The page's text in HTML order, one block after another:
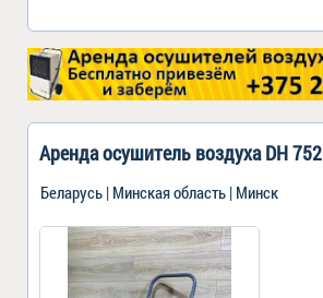
Аренда осушитель воздуха DH 752
Беларусь | Минская область | Минск